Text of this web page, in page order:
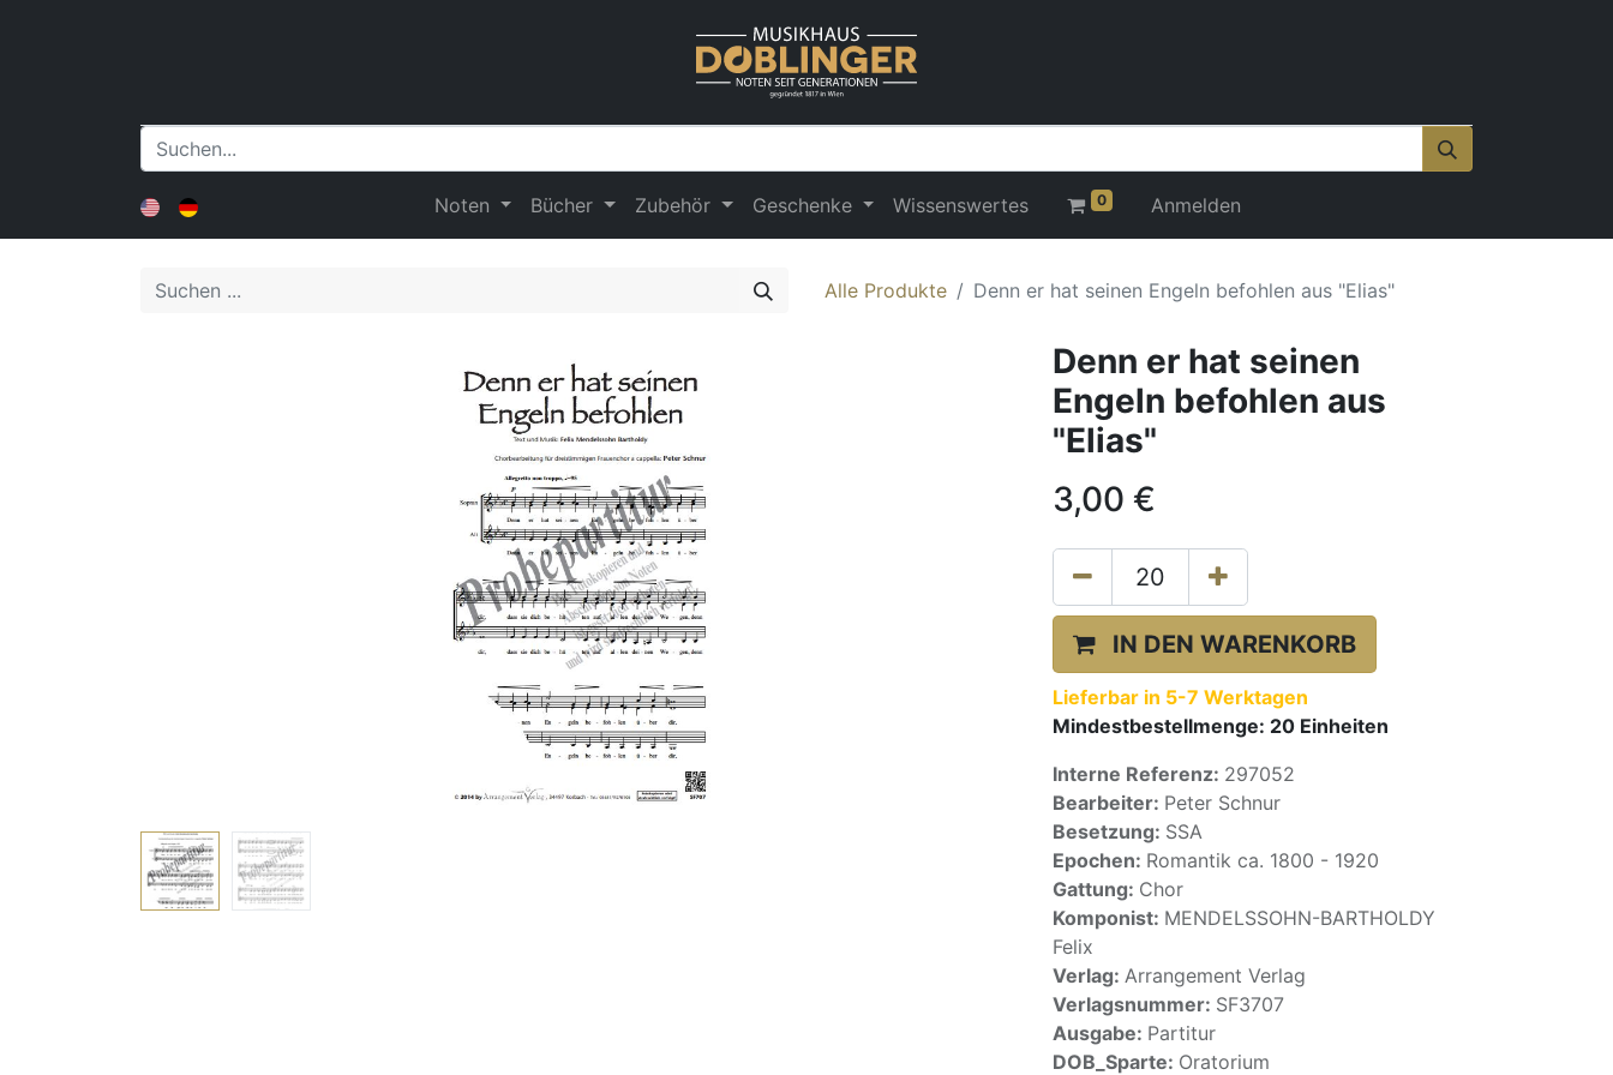
Noten Bücher Zubehör Geschenke Wissenswertes 0 Anmelden
Alle Produkte Denn er hat seinen Engeln befohlen aus "Elias"
Denn er hat seinen
Engeln befohlen aus
"Elias"
3,00 €
IN DEN WARENKORB
Lieferbar in 5-7 Werktagen
Mindestbestellmenge: 20 Einheiten
Interne Referenz: 297052
Bearbeiter: Peter Schnur
Besetzung: SSA
Epochen: Romantik ca. 1800 - 1920
Gattung: Chor
Komponist: MENDELSSOHN-BARTHOLDY
Felix
Verlag: Arrangement Verlag
Verlagsnummer: SF3707
Ausgabe: Partitur
DOB_Sparte: Oratorium